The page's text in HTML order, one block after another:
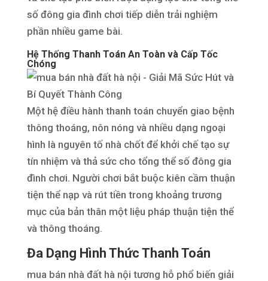
số đông gia đình chơi tiếp diễn trải nghiệm
phần nhiều game bài.
Hệ Thống Thanh Toán An Toàn và Cấp Tốc
Chóng
Một hệ điều hành thanh toán chuyển giao bệnh
thông thoáng, nôn nóng và nhiều dạng ngoại
hình là nguyên tố nhà chốt để khởi chế tạo sự
tín nhiệm và thả sức cho tổng thể số đông gia
đình chơi. Người chơi bắt buộc kiên cầm thuận
tiện thể nạp và rút tiền trong khoảng trương
mục của bản thân một liệu pháp thuận tiện thể
và thông thoáng.
Đa Dạng Hình Thức Thanh Toán
mua bán nhà đất hà nội tương hỗ phổ biến giải